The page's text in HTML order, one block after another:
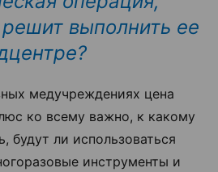
выполнить ее
медучреждениях цена
ко всему важно, к какому
будут ли использоваться
инструменты и